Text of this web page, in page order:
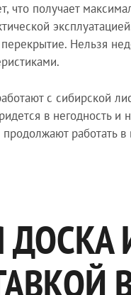
что получает
Нельзя
с сибирской
в негодность и
работать
ДОСКА